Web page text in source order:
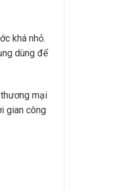
khá nhỏ.
dùng để
mại
gian công